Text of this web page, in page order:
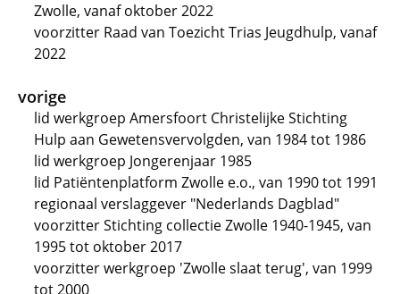
Zwolle, vanaf oktober 2022
voorzitter Raad van Toezicht Trias Jeugdhulp, vanaf
2022
vorige
lid werkgroep Amersfoort Christelijke Stichting
Hulp aan Gewetensvervolgden, van 1984 tot 1986
lid werkgroep Jongerenjaar 1985
lid Patiëntenplatform Zwolle e.o., van 1990 tot 1991
regionaal verslaggever "Nederlands Dagblad"
voorzitter Stichting collectie Zwolle 1940-1945, van
1995 tot oktober 2017
voorzitter werkgroep 'Zwolle slaat terug', van 1999
tot 2000